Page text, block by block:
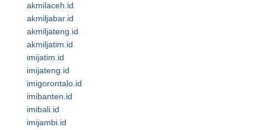
akmilaceh.id
akmiljabar.id
akmiljateng.id
akmiljatim.id
imijatim.id
imijateng.id
imigorontalo.id
imibanten.id
imibali.id
imijambi.id